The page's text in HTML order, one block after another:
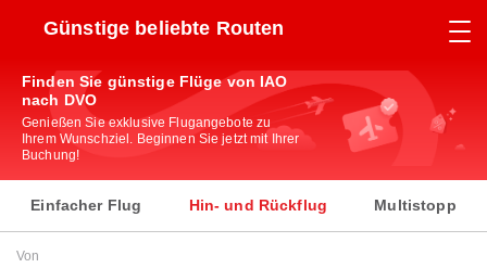
Günstige beliebte Routen
Finden Sie günstige Flüge von IAO
nach DVO
Genießen Sie exklusive Flugangebote zu
Ihrem Wunschziel. Beginnen Sie jetzt mit Ihrer
Buchung!
Einfacher Flug Hin- und Rückflug Multistopp
Von